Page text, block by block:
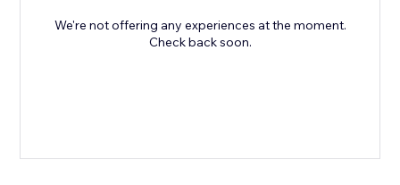
We're not offering any experiences at the moment.
Check back soon.